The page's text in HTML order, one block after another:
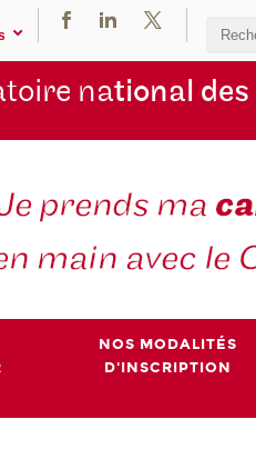
national des
NOS MODALITÉS
D'INSCRIPTION